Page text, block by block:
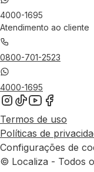
4000-1695
Atendimento ao cliente
0800-701-2523
4000-1695
Termos de uso
Políticas de
Configurações de
© Localiza - Todos